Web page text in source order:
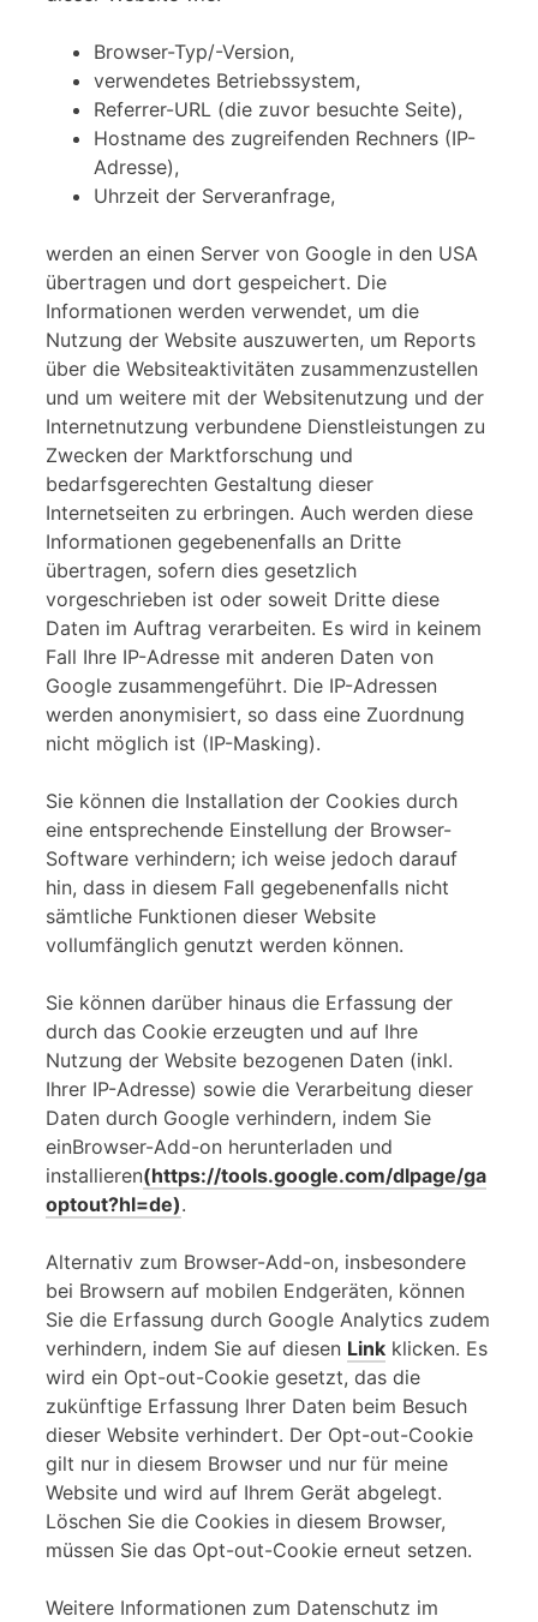
Browser-Typ/-Version,
verwendetes Betriebssystem,
Referrer-URL (die zuvor besuchte Seite),
Hostname des zugreifenden Rechners (IP-
Adresse),
Uhrzeit der Serveranfrage,
werden an einen Server von Google in den USA
übertragen und dort gespeichert. Die
Informationen werden verwendet, um die
Nutzung der Website auszuwerten, um Reports
über die Websiteaktivitäten zusammenzustellen
und um weitere mit der Websitenutzung und der
Internetnutzung verbundene Dienstleistungen zu
Zwecken der Marktforschung und
bedarfsgerechten Gestaltung dieser
Internetseiten zu erbringen. Auch werden diese
Informationen gegebenenfalls an Dritte
übertragen, sofern dies gesetzlich
vorgeschrieben ist oder soweit Dritte diese
Daten im Auftrag verarbeiten. Es wird in keinem
Fall Ihre IP-Adresse mit anderen Daten von
Google zusammengeführt. Die IP-Adressen
werden anonymisiert, so dass eine Zuordnung
nicht möglich ist (IP-Masking).
Sie können die Installation der Cookies durch
eine entsprechende Einstellung der Browser-
Software verhindern; ich weise jedoch darauf
hin, dass in diesem Fall gegebenenfalls nicht
sämtliche Funktionen dieser Website
vollumfänglich genutzt werden können.
Sie können darüber hinaus die Erfassung der
durch das Cookie erzeugten und auf Ihre
Nutzung der Website bezogenen Daten (inkl.
Ihrer IP-Adresse) sowie die Verarbeitung dieser
Daten durch Google verhindern, indem Sie
einBrowser-Add-on herunterladen und
installieren(https://tools.google.com/dlpage/ga
optout?hl=de).
Alternativ zum Browser-Add-on, insbesondere
bei Browsern auf mobilen Endgeräten, können
Sie die Erfassung durch Google Analytics zudem
verhindern, indem Sie auf diesen Link klicken. Es
wird ein Opt-out-Cookie gesetzt, das die
zukünftige Erfassung Ihrer Daten beim Besuch
dieser Website verhindert. Der Opt-out-Cookie
gilt nur in diesem Browser und nur für meine
Website und wird auf Ihrem Gerät abgelegt.
Löschen Sie die Cookies in diesem Browser,
müssen Sie das Opt-out-Cookie erneut setzen.
Weitere Informationen zum Datenschutz im